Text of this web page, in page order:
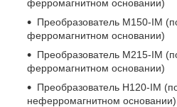
ферромагнитном основании)
Преобразователь М150-IM
ферромагнитном основании)
Преобразователь М215-IM
ферромагнитном основании)
Преобразователь Н120-IM
неферромагнитном основании)